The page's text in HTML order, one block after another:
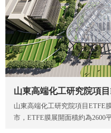
山東高端化工研究院項
山東高端化工研究院項目ETFE
市，ETFE膜展開面積約為2600平